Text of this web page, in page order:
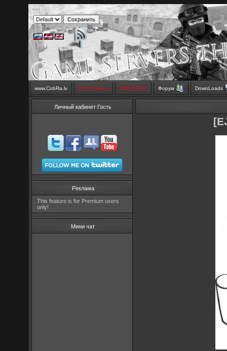
www.CobRa.lv LIVE Stream SMS SHOP Форум DownLoads
Личный кабинет Гость
Реклама
This feature is for Premium users
only!
Мини чат